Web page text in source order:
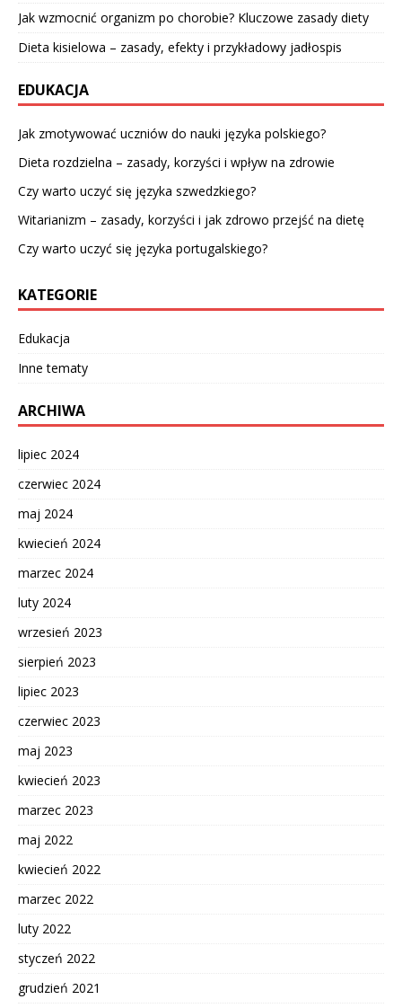
Jak wzmocnić organizm po chorobie? Kluczowe zasady diety
Dieta kisielowa – zasady, efekty i przykładowy jadłospis
EDUKACJA
Jak zmotywować uczniów do nauki języka polskiego?
Dieta rozdzielna – zasady, korzyści i wpływ na zdrowie
Czy warto uczyć się języka szwedzkiego?
Witarianizm – zasady, korzyści i jak zdrowo przejść na dietę
Czy warto uczyć się języka portugalskiego?
KATEGORIE
Edukacja
Inne tematy
ARCHIWA
lipiec 2024
czerwiec 2024
maj 2024
kwiecień 2024
marzec 2024
luty 2024
wrzesień 2023
sierpień 2023
lipiec 2023
czerwiec 2023
maj 2023
kwiecień 2023
marzec 2023
maj 2022
kwiecień 2022
marzec 2022
luty 2022
styczeń 2022
grudzień 2021